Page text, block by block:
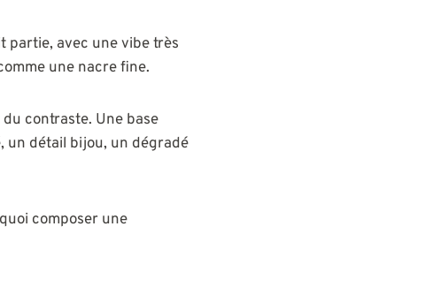
partie, avec une vibe très
une nacre fine.
contraste. Une base
un détail bijou, un dégradé
composer une